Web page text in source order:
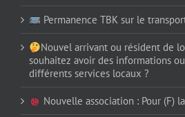
Permanence TBK sur le
Nouvel arrivant ou résident de
souhaitez avoir des informations
différents services locaux ?
Nouvelle association : Pour (F)